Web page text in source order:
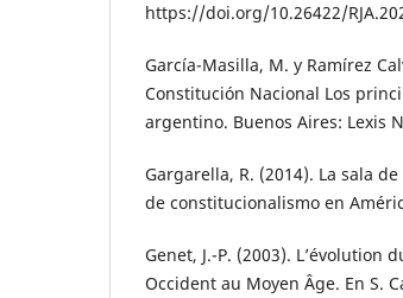
https://doi.org/10.26422/
García-Masilla, M. y Ramírez
Constitución Nacional Los
argentino. Buenos Aires: Lexis
Gargarella, R. (2014). La sala
de constitucionalismo en
Genet, J.-P. (2003).
Occident au Moyen Âge. En S.